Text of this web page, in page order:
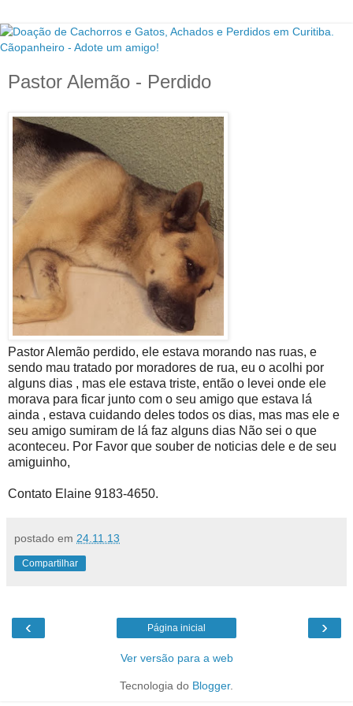
Pastor Alemão - Perdido
Pastor Alemão perdido, ele estava morando nas ruas, e
sendo mau tratado por moradores de rua, eu o acolhi por
alguns dias , mas ele estava triste, então o levei onde ele
morava para ficar junto com o seu amigo que estava lá
ainda , estava cuidando deles todos os dias, mas mas ele e
seu amigo sumiram de lá faz alguns dias Não sei o que
aconteceu. Por Favor que souber de noticias dele e de seu
amiguinho,
Contato Elaine 9183-4650.
postado em 24.11.13
Compartilhar
‹ ›
Página inicial
Ver versão para a web
Tecnologia do Blogger.